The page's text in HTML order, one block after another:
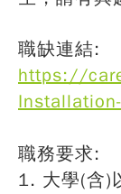
職缺連結:
https://
職務要求:
1. 大學(含)